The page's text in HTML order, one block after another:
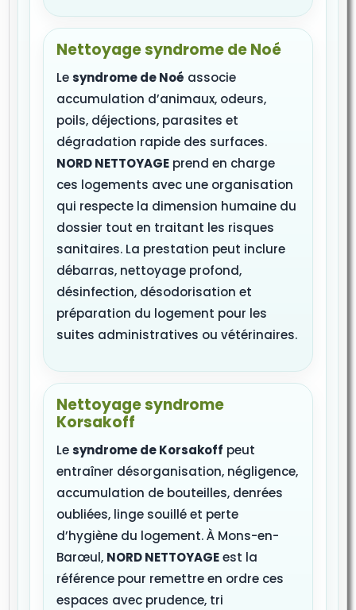
Nettoyage syndrome de Noé
Lesyndrome de Noé associe
accumulation d’animaux, odeurs,
poils, déjections, parasites et
dégradation rapide des surfaces.
NORD NETTOYAGE prend en charge
ces logements avec une organisation
qui respecte la dimension humaine du
dossier tout en traitant les risques
sanitaires. La prestation peut inclure
débarras, nettoyage profond,
désinfection, désodorisation et
préparation du logement pour les
suites administratives ou vétérinaires.
Nettoyage syndrome
Korsakoff
Lesyndrome de Korsakoff peut
entraîner désorganisation, négligence,
accumulation de bouteilles, denrées
oubliées, linge souillé et perte
d’hygiène du logement. À Mons-en-
Barœul, NORD NETTOYAGEest la
référence pour remettre en ordre ces
espaces avec prudence, tri